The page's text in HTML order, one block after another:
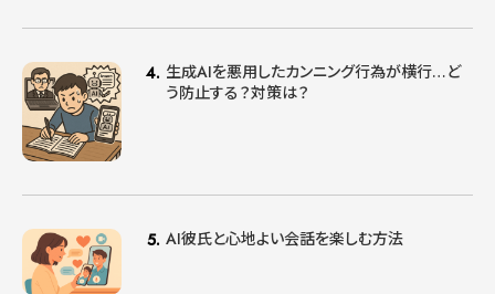
生成AIを悪用したカンニング行為が横行…ど
う防止する？対策は？
AI彼氏と心地よい会話を楽しむ方法